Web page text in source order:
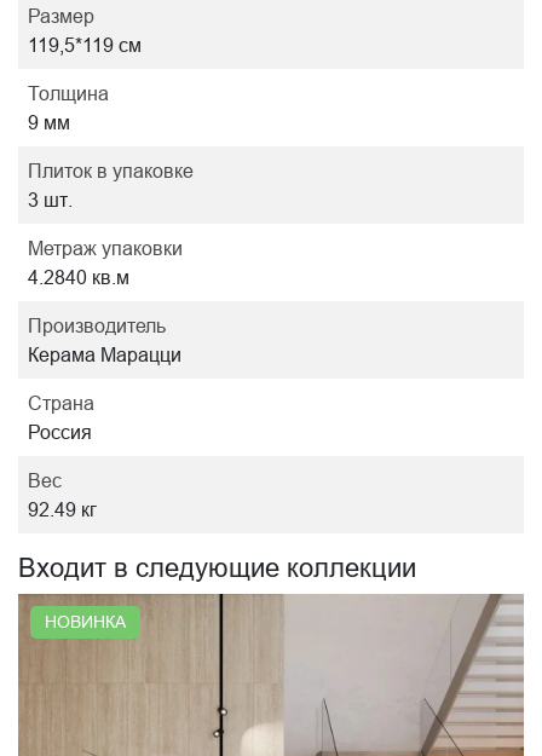
Размер
119,5*119 см
Толщина
9 мм
Плиток в упаковке
3 шт.
Метраж упаковки
4.2840 кв.м
Производитель
Керама Марацци
Страна
Россия
Вес
92.49 кг
Входит в следующие коллекции
НОВИНКА